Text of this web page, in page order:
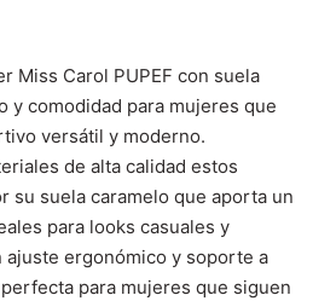
Miss Carol PUPEF con suela
y comodidad para mujeres que
versátil y moderno.
de alta calidad estos
su suela caramelo que aporta un
para looks casuales y
ajuste ergonómico y soporte a
para mujeres que siguen